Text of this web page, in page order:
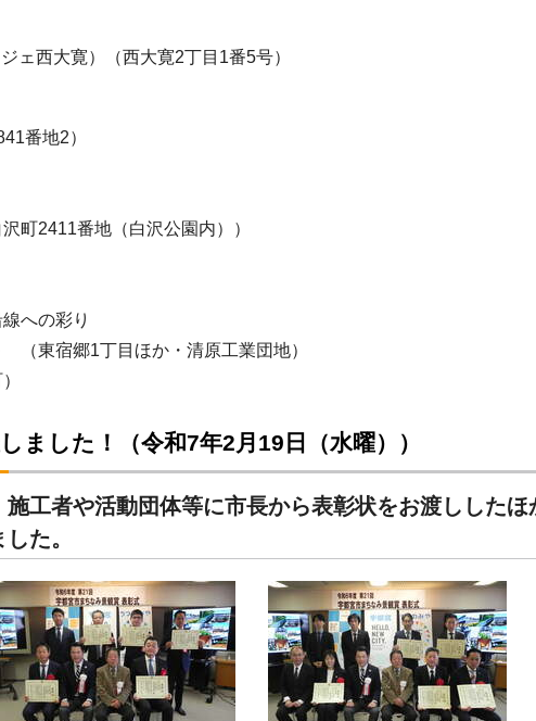
西大寛）（西大寛2丁目1番5号）
地2）
番地（白沢公園内））
の彩り
郷1丁目ほか・清原工業団地）
ました！（令和7年2月19日（水曜））
工者や活動団体等に市長から表彰状をお渡しした
た。